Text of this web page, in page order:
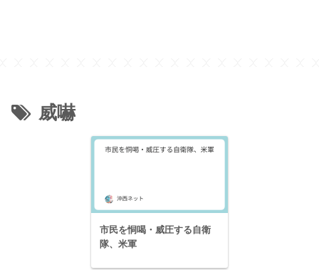
威嚇
市民を恫喝・威圧する自衛
隊、米軍